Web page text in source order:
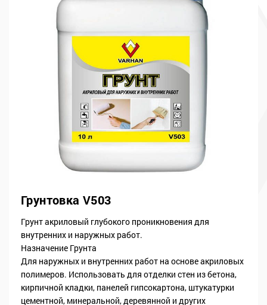
Грунтовка V503
Грунт акриловый глубокого проникновения для
внутренних и наружных работ.
Назначение Грунта
Для наружных и внутренних работ на основе акриловых
полимеров. Использовать для отделки стен из бетона,
кирпичной кладки, панелей гипсокартона, штукатурки
цементной, минеральной, деревянной и других